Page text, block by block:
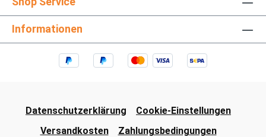
Informationen
Datenschutzerklärung
Cookie-Einstellungen
Versandkosten
Zahlungsbedingungen